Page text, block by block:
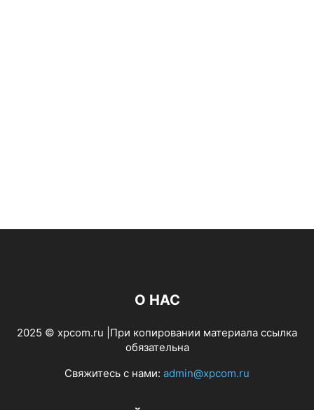
О НАС
2025 © xpcom.ru |При копировании материала ссылка
обязательна
Свяжитесь с нами: admin@xpcom.ru